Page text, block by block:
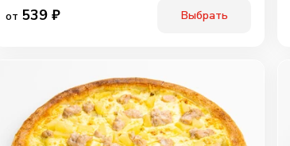
от 539 ₽ Выбрать